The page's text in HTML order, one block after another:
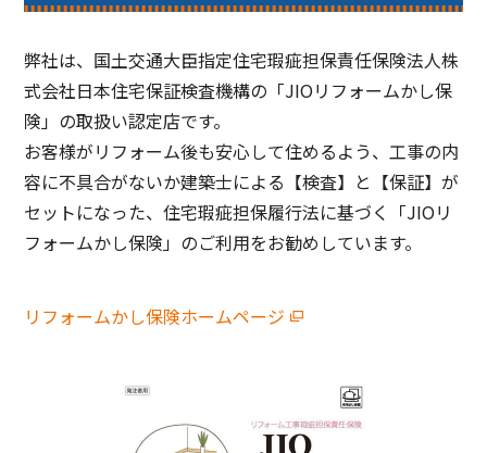
弊社は、国土交通大臣指定住宅瑕疵担保責任保険法人株
式会社日本住宅保証検査機構の「JIOリフォームかし保
険」の取扱い認定店です。
お客様がリフォーム後も安心して住めるよう、工事の内
容に不具合がないか建築士による【検査】と【保証】が
セットになった、住宅瑕疵担保履行法に基づく「JIOリ
フォームかし保険」のご利用をお勧めしています。
リフォームかし保険ホームページ